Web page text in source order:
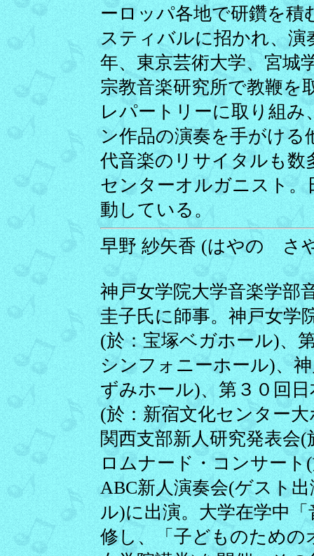
ーロッパ各地で研鑽を
スティバルに招かれ、演
年、東京芸術大学、宮城
宗教音楽研究所で教鞭を
レパートリーに取り組
ン作品の演奏を手がける
代音楽のリサイタルも数
センターオルガニスト。
動している。
早野 紗矢香 (はやの さ
神戸女学院大学音楽学部
圭子氏に師事。神戸女学
(於：宝塚ベガホール)、
シンフォニーホール)、
ずみホール)、第３０回
(於：新宿文化センター
関西支部新人研究発表会
ロムナード・コンサート
ABC新人演奏会(ゲスト
ル)に出演。大学在学中
修し、「子どものための